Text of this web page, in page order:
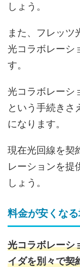
しょう。
また、フレッツ
光コラボレーシ
す。
光コラボレーシ
という手続きさ
になります。
現在光回線を契
レーションを提
しょう。
料金が安くな
光コラボレーシ
イダを別々で契